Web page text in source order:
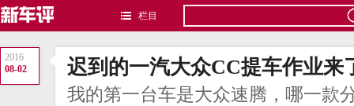
栏目
2016
08-02
迟到的一汽大众CC提车作业来
我的第一台车是大众速腾，哪一款